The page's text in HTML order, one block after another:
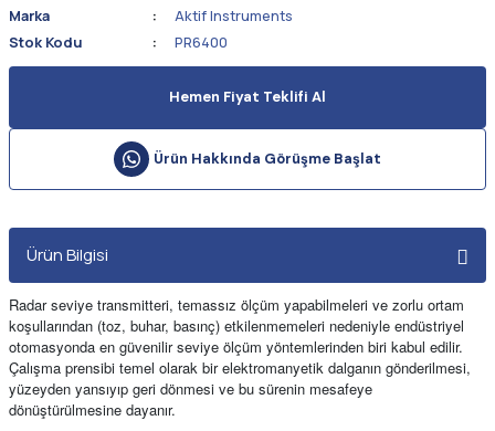
Marka
Aktif Instruments
Stok Kodu
PR6400
Hemen Fiyat Teklifi Al
Ürün Hakkında Görüşme Başlat
Ürün Bilgisi
Radar seviye transmitteri, temassız ölçüm yapabilmeleri ve zorlu ortam
koşullarından (toz, buhar, basınç) etkilenmemeleri nedeniyle endüstriyel
otomasyonda en güvenilir seviye ölçüm yöntemlerinden biri kabul edilir.
Çalışma prensibi temel olarak bir elektromanyetik dalganın gönderilmesi,
yüzeyden yansıyıp geri dönmesi ve bu sürenin mesafeye
dönüştürülmesine dayanır.